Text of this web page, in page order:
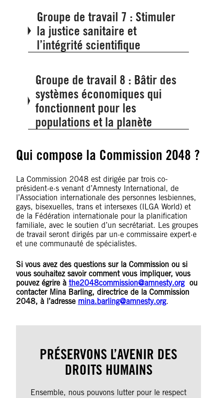
Groupe de travail 7 : Stimuler
la justice sanitaire et
l’intégrité scientifique
Groupe de travail 8 : Bâtir des
systèmes économiques qui
fonctionnent pour les
populations et la planète
Qui compose la Commission 2048 ?
La Commission 2048 est dirigée par trois co-
président·e·s venant d’Amnesty International, de
l’Association internationale des personnes lesbiennes,
gays, bisexuelles, trans et intersexes (ILGA World) et
de la Fédération internationale pour la planification
familiale, avec le soutien d’un secrétariat. Les groupes
de travail seront dirigés par un·e commissaire expert·e
et une communauté de spécialistes.
Si vous avez des questions sur la Commission ou si
vous souhaitez savoir comment vous impliquer, vous
pouvez égrire à the2048commission@amnesty.org ou
contacter Mina Barling, directrice de la Commission
2048, à l’adresse mina.barling@amnesty.org.
PRÉSERVONS L’AVENIR DES
DROITS HUMAINS
Ensemble, nous pouvons lutter pour le respect